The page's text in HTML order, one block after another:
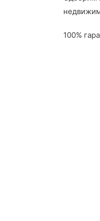
100%